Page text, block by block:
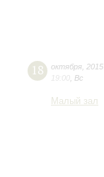
18 октября 2015
19:00 Вс
Малый зал